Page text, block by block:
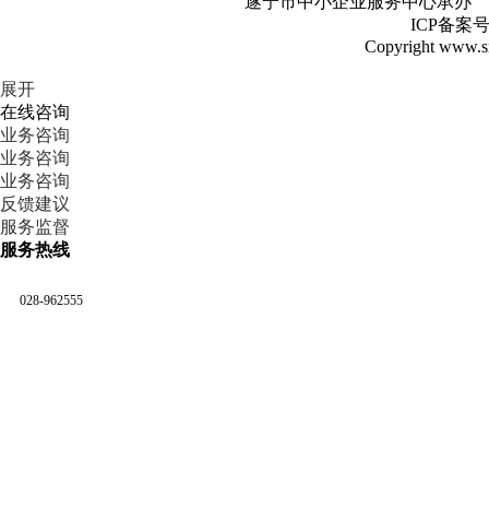
ICP备案
Copyright
展开
在线咨询
业务咨询
业务咨询
业务咨询
反馈建议
服务监督
服务热线
028-962555